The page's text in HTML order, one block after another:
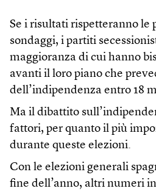
Se i risultati rispetteranno le
sondaggi, i partiti
maggioranza di cui hanno
avanti il loro piano che
dell’indipendenza entro 18
Ma il dibattito
fattori, per quanto il più
durante queste elezioni.
Con le elezioni generali
fine dell’anno, altri numeri